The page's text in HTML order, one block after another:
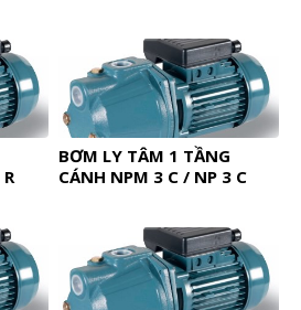
BƠM LY TÂM 1 TẦNG
CÁNH NPM 3 C / NP 3 C